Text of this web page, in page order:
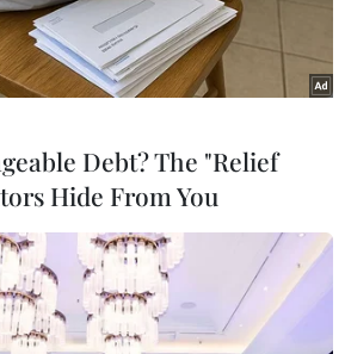
(TTXVN)
Debt? The "Relief
Hide From You